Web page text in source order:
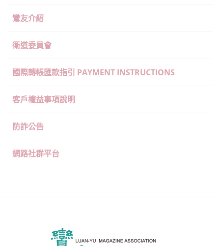
鸞友介紹
衛道委員會
國際轉帳匯款指引 PAYMENT INSTRUCTIONS
客戶權益事項說明
防詐公告
網路社群平台